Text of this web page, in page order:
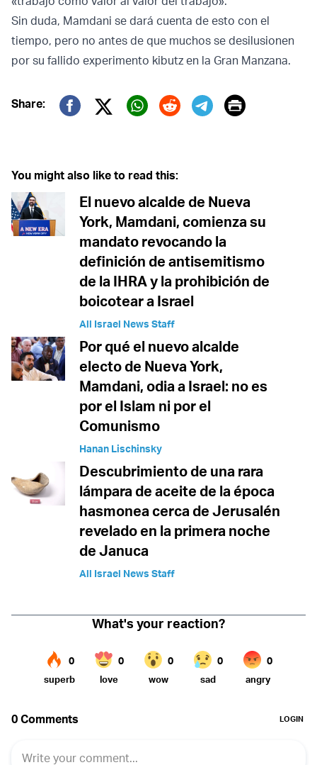
Sin duda, Mamdani se dará cuenta de esto con el
tiempo, pero no antes de que muchos se desilusionen
por su fallido experimento kibutz en la Gran Manzana.
Share:
Twitter (X)
Print
You might also like to read this:
El nuevo alcalde de Nueva
York, Mamdani, comienza su
mandato revocando la
definición de antisemitismo
de la IHRA y la prohibición de
boicotear a Israel
All Israel News Staff
Por qué el nuevo alcalde
electo de Nueva York,
Mamdani, odia a Israel: no es
por el Islam ni por el
Comunismo
Hanan Lischinsky
Descubrimiento de una rara
lámpara de aceite de la época
hasmonea cerca de Jerusalén
revelado en la primera noche
de Januca
All Israel News Staff